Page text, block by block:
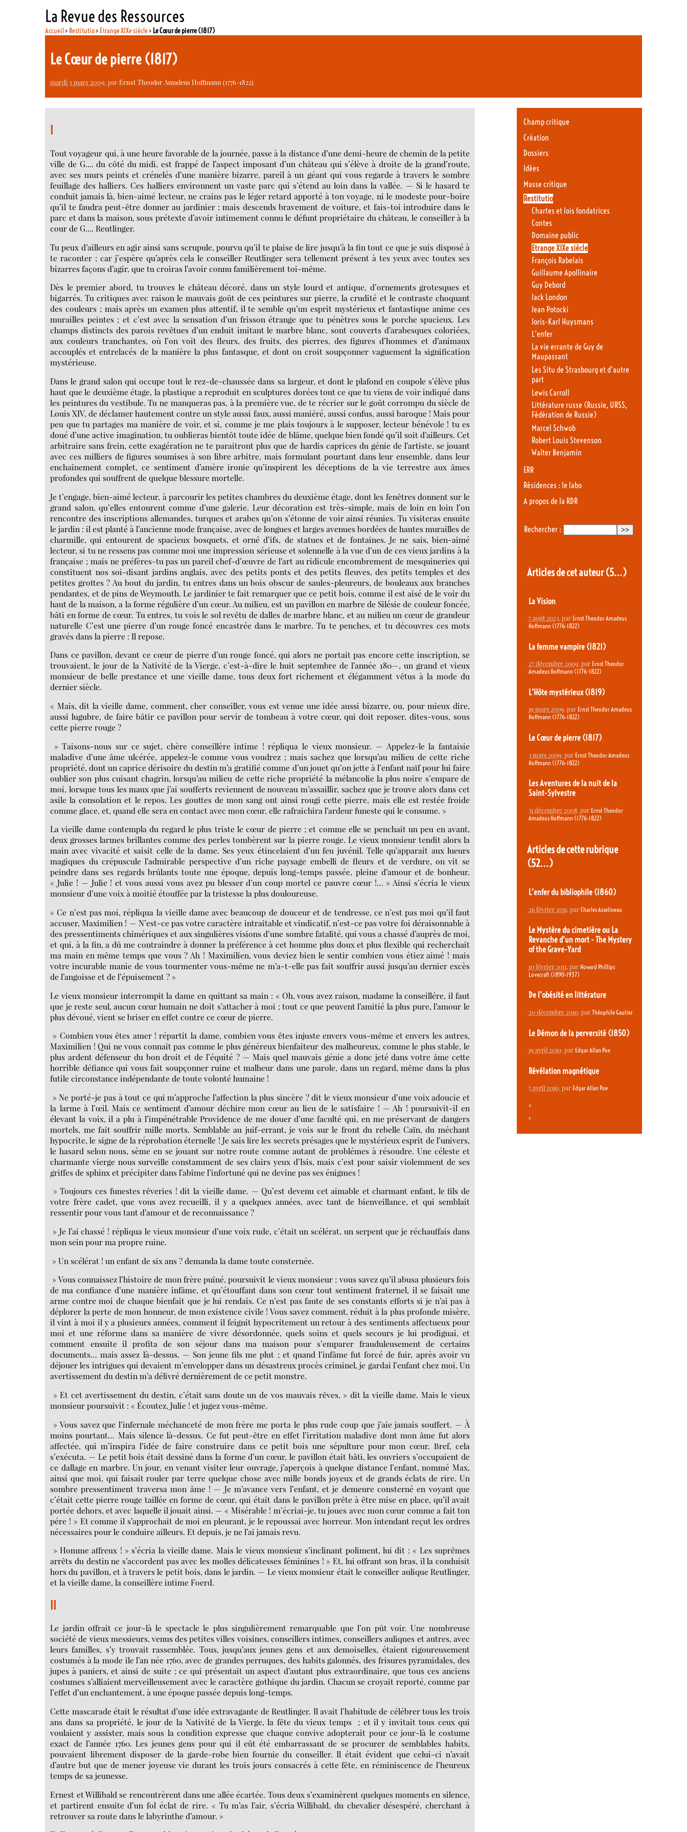
La Revue des Ressources
Accueil> Restitutio> Etrange XIXe siècle> Le Cœur de pierre (1817)
Le Cœur de pierre (1817)
mardi 3 mars 2009, parErnst Theodor Amadeus Hoffmann (1776-1822)
I
Tout voyageur qui, à une heure favorable de la journée, passe à la distance d’une demi-heure de chemin de la petite
ville de G.... du côté du midi, est frappé de l’aspect imposant d’un château qui s’élève à droite de la grand’route,
avec ses murs peints et crénelés d’une manière bizarre, pareil à un géant qui vous regarde à travers le sombre
feuillage des halliers. Ces halliers environnent un vaste parc qui s’étend au loin dans la vallée. — Si le hasard te
conduit jamais là, bien-aimé lecteur, ne crains pas le léger retard apporté à ton voyage, ni le modeste pour-boire
qu’il te faudra peut-être donner au jardinier ; mais descends bravement de voiture, et fais-toi introduire dans le
parc et dans la maison, sous prétexte d’avoir intimement connu le défunt propriétaire du château, le conseiller à la
cour de G.... Reutlinger.
Tu peux d’ailleurs en agir ainsi sans scrupule, pourvu qu’il te plaise de lire jusqu’à la fin tout ce que je suis disposé à
te raconter ; car j’espère qu’après cela le conseiller Reutlinger sera tellement présent à tes yeux avec toutes ses
bizarres façons d’agir, que tu croiras l’avoir connu familièrement toi-même.
Dès le premier abord, tu trouves le château décoré, dans un style lourd et antique, d’ornements grotesques et
bigarrés. Tu critiques avec raison le mauvais goût de ces peintures sur pierre, la crudité et le contraste choquant
des couleurs ; mais après un examen plus attentif, il te semble qu’un esprit mystérieux et fantastique anime ces
murailles peintes ; et c’est avec la sensation d’un frisson étrange que tu pénètres sous le porche spacieux. Les
champs distincts des parois revêtues d’un enduit imitant le marbre blanc, sont couverts d’arabesques coloriées,
aux couleurs tranchantes, où l’on voit des fleurs, des fruits, des pierres, des figures d’hommes et d’animaux
accouplés et entrelacés de la manière la plus fantasque, et dont on croit soupçonner vaguement la signification
mystérieuse.
Dans le grand salon qui occupe tout le rez-de-chaussée dans sa largeur, et dont le plafond en coupole s’élève plus
haut que le deuxième étage, la plastique a reproduit en sculptures dorées tout ce que tu viens de voir indiqué dans
les peintures du vestibule. Tu ne manqueras pas, à la première vue, de te récrier sur le goût corrompu du siècle de
Louis XIV, de déclamer hautement contre un style aussi faux, aussi maniéré, aussi confus, aussi baroque ! Mais pour
peu que tu partages ma manière de voir, et si, comme je me plais toujours à le supposer, lecteur bénévole ! tu es
doué d’une active imagination, tu oublieras bientôt toute idée de blâme, quelque bien fondé qu’il soit d’ailleurs. Cet
arbitraire sans frein, cette exagération ne te paraitront plus que de hardis caprices du génie de l’artiste, se jouant
avec ces milliers de figures soumises à son libre arbitre, mais formulant pourtant dans leur ensemble, dans leur
enchaînement complet, ce sentiment d’amère ironie qu’inspirent les déceptions de la vie terrestre aux âmes
profondes qui souffrent de quelque blessure mortelle.
Je t’engage, bien-aimé lecteur, à parcourir les petites chambres du deuxième étage, dont les fenêtres donnent sur le
grand salon, qu’elles entourent comme d’une galerie. Leur décoration est très-simple, mais de loin en loin l’on
rencontre des inscriptions allemandes, turques et arabes qu’on s’étonne de voir ainsi réunies. Tu visiteras ensuite
le jardin : il est planté à l’ancienne mode française, avec de longues et larges avenues bordées de hautes murailles de
charmille, qui entourent de spacieux bosquets, et orné d’ifs, de statues et de fontaines. Je ne sais, bien-aimé
lecteur, si tu ne ressens pas comme moi une impression sérieuse et solennelle à la vue d’un de ces vieux jardins à la
française ; mais ne préfères-tu pas un pareil chef-d’œuvre de l’art au ridicule encombrement de mesquineries qui
constituent nos soi-disant jardins anglais, avec des petits ponts et des petits fleuves, des petits temples et des
petites grottes ? Au bout du jardin, tu entres dans un bois obscur de saules-pleureurs, de bouleaux aux branches
pendantes, et de pins de Weymouth. Le jardinier te fait remarquer que ce petit bois, comme il est aisé de le voir du
haut de la maison, a la forme régulière d’un cœur. Au milieu, est un pavillon en marbre de Silésie de couleur foncée,
bâti en forme de cœur. Tu entres, tu vois le sol revêtu de dalles de marbre blanc, et au milieu un cœur de grandeur
naturelle C’est une pierre d’un rouge foncé encastrée dans le marbre. Tu te penches, et tu découvres ces mots
gravés dans la pierre : Il repose.
Dans ce pavillon, devant ce cœur de pierre d’un rouge foncé, qui alors ne portait pas encore cette inscription, se
trouvaient, le jour de la Nativité de la Vierge, c’est-à-dire le huit septembre de l’année 180—, un grand et vieux
monsieur de belle prestance et une vieille dame, tous deux fort richement et élégamment vêtus à la mode du
dernier siècle.
« Mais, dit la vieille dame, comment, cher conseiller, vous est venue une idée aussi bizarre, ou, pour mieux dire,
aussi lugubre, de faire bâtir ce pavillon pour servir de tombeau à votre cœur, qui doit reposer, dites-vous, sous
cette pierre rouge ?
» Taisons-nous sur ce sujet, chère conseillère intime ! répliqua le vieux monsieur. — Appelez-le la fantaisie
maladive d’une âme ulcérée, appelez-le comme vous voudrez ; mais sachez que lorsqu’au milieu de cette riche
propriété, dont un caprice dérisoire du destin m’a gratifié comme d’un jouet qu’on jette à l’enfant naïf pour lui faire
oublier son plus cuisant chagrin, lorsqu’au milieu de cette riche propriété la mélancolie la plus noire s’empare de
moi, lorsque tous les maux que j’ai soufferts reviennent de nouveau m’assaillir, sachez que je trouve alors dans cet
asile la consolation et le repos. Les gouttes de mon sang ont ainsi rougi cette pierre, mais elle est restée froide
comme glace, et, quand elle sera en contact avec mon cœur, elle rafraichira l’ardeur funeste qui le consume. »
La vieille dame contempla du regard le plus triste le cœur de pierre ; et comme elle se penchait un peu en avant,
deux grosses larmes brillantes comme des perles tombèrent sur la pierre rouge. Le vieux monsieur tendit alors la
main avec vivacité et saisit celle de la dame. Ses yeux étincelaient d’un feu juvénil. Telle qu’apparait aux lueurs
magiques du crépuscule l’admirable perspective d’un riche paysage embelli de fleurs et de verdure, on vit se
peindre dans ses regards brûlants toute une époque, depuis long-temps passée, pleine d’amour et de bonheur.
« Julie ! — Julie ! et vous aussi vous avez pu blesser d’un coup mortel ce pauvre cœur !… » Ainsi s’écria le vieux
monsieur d’une voix à moitié étouffée par la tristesse la plus douloureuse.
« Ce n’est pas moi, répliqua la vieille dame avec beaucoup de douceur et de tendresse, ce n’est pas moi qu’il faut
accuser, Maximilien ! — N’est-ce pas votre caractère intraitable et vindicatif, n’est-ce pas votre foi déraisonnable à
des pressentiments chimériques et aux singulières visions d’une sombre fatalité, qui vous a chassé d’auprès de moi,
et qui, à la fin, a dû me contraindre à donner la préférence à cet homme plus doux et plus flexible qui recherchait
ma main en même temps que vous ? Ah ! Maximilien, vous deviez bien le sentir combien vous étiez aimé ! mais
votre incurable manie de vous tourmenter vous-même ne m’a-t-elle pas fait souffrir aussi jusqu’au dernier excès
de l’angoisse et de l’épuisement ? »
Le vieux monsieur interrompit la dame en quittant sa main : « Oh, vous avez raison, madame la conseillére, il faut
que je reste seul, aucun cœur humain ne doit s’attacher à moi ; tout ce que peuvent l’amitié la plus pure, l’amour le
plus dévoué, vient se briser en effet contre ce cœur de pierre.
» Combien vous êtes amer ! répartit la dame, combien vous êtes injuste envers vous-même et envers les autres,
Maximilien ! Qui ne vous connaît pas comme le plus généreux bienfaiteur des malheureux, comme le plus stable, le
plus ardent défenseur du bon droit et de l’équité ? — Mais quel mauvais génie a donc jeté dans votre âme cette
horrible défiance qui vous fait soupçonner ruine et malheur dans une parole, dans un regard, même dans la plus
futile circonstance indépendante de toute volonté humaine !
» Ne porté-je pas à tout ce qui m’approche l’affection la plus sincère ? dit le vieux monsieur d’une voix adoucie et
la larme à l’œil. Mais ce sentiment d’amour déchire mon cœur au lieu de le satisfaire ! — Ah ! poursuivit-il en
élevant la voix, il a plu à l’impénétrable Providence de me douer d’une faculté qui, en me préservant de dangers
mortels, me fait souffrir mille morts. Semblable au juif-errant, je vois sur le front du rebelle Caïn, du méchant
hypocrite, le signe de la réprobation éternelle ! Je sais lire les secrets présages que le mystérieux esprit de l’univers,
le hasard selon nous, sème en se jouant sur notre route comme autant de problémes à résoudre. Une céleste et
charmante vierge nous surveille constamment de ses clairs yeux d’Isis, mais c’est pour saisir violemment de ses
griffes de sphinx et précipiter dans l’abîme l’infortuné qui ne devine pas ses énigmes !
» Toujours ces funestes rêveries ! dit la vieille dame. — Qu’est devenu cet aimable et charmant enfant, le fils de
votre frère cadet, que vous avez recueilli, il y a quelques années, avec tant de bienveillance, et qui semblait
ressentir pour vous tant d’amour et de reconnaissance ?
» Je l’ai chassé ! répliqua le vieux monsieur d’une voix rude, c’était un scélérat, un serpent que je réchauffais dans
mon sein pour ma propre ruine.
» Un scélérat ! un enfant de six ans ? demanda la dame toute consternée.
» Vous connaissez l’histoire de mon frère puîné, poursuivit le vieux monsieur ; vous savez qu’il abusa plusieurs fois
de ma confiance d’une manière infâme, et qu’étouffant dans son cœur tout sentiment fraternel, il se faisait une
arme contre moi de chaque bienfait que je lui rendais. Ce n’est pas faute de ses constants efforts si je n’ai pas à
déplorer la perte de mon honneur, de mon existence civile ! Vous savez comment, réduit à la plus profonde misère,
il vint à moi il y a plusieurs années, comment il feignit hypocritement un retour à des sentiments affectueux pour
moi et une réforme dans sa manière de vivre désordonnée, quels soins et quels secours je lui prodiguai, et
comment ensuite il profita de son séjour dans ma maison pour s’emparer frauduleusement de certains
documents… mais assez là-dessus. — Son jeune fils me plut ; et quand l’infâme fut forcé de fuir, après avoir vu
déjouer les intrigues qui devaient m’envelopper dans un désastreux procès criminel, je gardai l’enfant chez moi. Un
avertissement du destin m’a délivré dernièrement de ce petit monstre.
» Et cet avertissement du destin, c’était sans doute un de vos mauvais rêves, » dit la vieille dame. Mais le vieux
monsieur poursuivit : « Écoutez, Julie ! et jugez vous-même.
» Vous savez que l’infernale méchanceté de mon frère me porta le plus rude coup que j’aie jamais souffert. — À
moins pourtant… Mais silence là-dessus. Ce fut peut-être en effet l’irritation maladive dont mon âme fut alors
affectée, qui m’inspira l’idée de faire construire dans ce petit bois une sépulture pour mon cœur. Bref, cela
s’exécuta. — Le petit bois était dessiné dans la forme d’un cœur, le pavillon était bâti, les ouvriers s’occupaient de
ce dallage en marbre. Un jour, en venant visiter leur ouvrage, j’aperçois à quelque distance l’enfant, nommé Max,
ainsi que moi, qui faisait rouler par terre quelque chose avec mille bonds joyeux et de grands éclats de rire. Un
sombre pressentiment traversa mon âme ! — Je m’avance vers l’enfant, et je demeure consterné en voyant que
c’était cette pierre rouge taillée en forme de cœur, qui était dans le pavillon prête à être mise en place, qu’il avait
portée dehors, et avec laquelle il jouait ainsi. — « Misérable ! m’écriai-je, tu joues avec mon cœur comme a fait ton
pére ! » Et comme il s’approchait de moi en pleurant, je le repoussai avec horreur. Mon intendant reçut les ordres
nécessaires pour le conduire ailleurs. Et depuis, je ne l’ai jamais revu.
» Homme affreux ! » s’écria la vieille dame. Mais le vieux monsieur s’inclinant poliment, lui dit : « Les suprêmes
arrêts du destin ne s’accordent pas avec les molles délicatesses féminines ! » Et, lui offrant son bras, il la conduisit
hors du pavillon, et à travers le petit bois, dans le jardin. — Le vieux monsieur était le conseiller aulique Reutlinger,
et la vieille dame, la conseillère intime Foerd.
II
Le jardin offrait ce jour-là le spectacle le plus singulièrement remarquable que l’on pût voir. Une nombreuse
société de vieux messieurs, venus des petites villes voisines, conseillers intimes, conseillers auliques et autres, avec
leurs familles, s’y trouvait rassemblée. Tous, jusqu’aux jeunes gens et aux demoiselles, étaient rigoureusement
costumés à la mode île l’an née 1760, avec de grandes perruques, des habits galonnés, des frisures pyramidales, des
jupes à paniers, et ainsi de suite ; ce qui présentait un aspect d’autant plus extraordinaire, que tous ces anciens
costumes s’alliaient merveilleusement avec le caractère gothique du jardin. Chacun se croyait reporté, comme par
l’effet d’un enchantement, à une époque passée depuis long-temps.
Cette mascarade était le résultat d’une idée extravagante de Reutlinger. Il avait l’habitude de célébrer tous les trois
ans dans sa propriété, le jour de la Nativité de la Vierge, la fête du vieux temps ; et il y invitait tous ceux qui
voulaient y assister, mais sous la condition expresse que chaque convive adopterait pour ce jour-là le costume
exact de l’année 1760. Les jeunes gens pour qui il eût été embarrassant de se procurer de semblables habits,
pouvaient librement disposer de la garde-robe bien fournie du conseiller. Il était évident que celui-ci n’avait
d’autre but que de mener joyeuse vie durant les trois jours consacrés à cette fête, en réminiscence de l’heureux
temps de sa jeunesse.
Ernest et Willibald se rencontrèrent dans une allée écartée. Tous deux s’examinèrent quelques moments en silence,
et partirent ensuite d’un fol éclat de rire. « Tu m’as l’air, s’écria Willibald, du chevalier désespéré, cherchant à
retrouver sa route dans le labyrinthe d’amour. »
Champ critique
Création
Dossiers
Idées
Masse critique
Restitutio
Chartes et lois fondatrices
Contes
Domaine public
Etrange XIXe siècle
François Rabelais
Guillaume Apollinaire
Guy Debord
Jack London
Jean Potocki
Joris-Karl Huysmans
L’enfer
La vie errante de Guy de
Maupassant
Les Situ de Strasbourg et d’autre
part
Lewis Carroll
Littérature russe (Russie, URSS,
Fédération de Russie)
Marcel Schwob
Robert Louis Stevenson
Walter Benjamin
ERR
Résidences : le labo
A propos de la RDR
Rechercher :
Articles de cet auteur(5…)
La Vision
7 août 2023, par Ernst Theodor Amadeus
Hoffmann (1776-1822)
La femme vampire (1821)
27 décembre 2009, par Ernst Theodor
Amadeus Hoffmann (1776-1822)
L’Hôte mystérieux (1819)
19 mars 2009, par Ernst Theodor Amadeus
Hoffmann (1776-1822)
Le Cœur de pierre (1817)
3 mars 2009, par Ernst Theodor Amadeus
Hoffmann (1776-1822)
Les Aventures de la nuit de la
Saint-Sylvestre
31 décembre 2008, par Ernst Theodor
Amadeus Hoffmann (1776-1822)
Articles de cette rubrique
(52…)
L’enfer du bibliophile (1860)
26 février 2011, par Charles Asselineau
Le Mystère du cimetière ou La
Revanche d’un mort - The Mystery
of the Grave-Yard
10 février 2011, par Howard Phillips
Lovecraft (1890-1937)
De l’obésité en littérature
20 décembre 2010, par Théophile Gautier
Le Démon de la perversité (1850)
19 avril 2010, par Edgar Allan Poe
Révélation magnétique
5 avril 2010, par Edgar Allan Poe
<
>